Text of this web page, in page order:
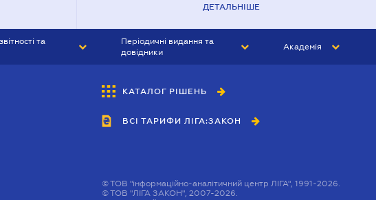
ДЕТАЛЬНІШЕ
та
Періодичні видання та
довідники
БУХГАЛТЕР&ЗАКОН
ВІСНИК МСФЗ
Академія
КАТАЛОГ РІШЕНЬ
ВСІ ТАРИФИ ЛІГА:ЗАКОН
©ТОВ "інформаційно-аналітичний центр ЛІГА", 1991-2026.
©ТОВ "ЛІГА ЗАКОН", 2007-2026.